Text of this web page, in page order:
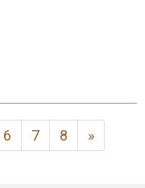
6 7 8 »